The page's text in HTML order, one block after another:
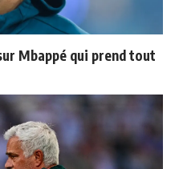
Mbappé qui prend tout